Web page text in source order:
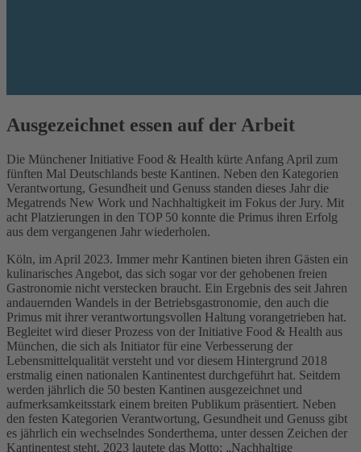
Ausgezeichnet essen auf der Arbeit
Die Münchener Initiative Food & Health kürte Anfang April zum
fünften Mal Deutschlands beste Kantinen. Neben den Kategorien
Verantwortung, Gesundheit und Genuss standen dieses Jahr die
Megatrends New Work und Nachhaltigkeit im Fokus der Jury. Mit
acht Platzierungen in den TOP 50 konnte die Primus ihren Erfolg
aus dem vergangenen Jahr wiederholen.
Köln, im April 2023. Immer mehr Kantinen bieten ihren Gästen ein
kulinarisches Angebot, das sich sogar vor der gehobenen freien
Gastronomie nicht verstecken braucht. Ein Ergebnis des seit Jahren
andauernden Wandels in der Betriebsgastronomie, den auch die
Primus mit ihrer verantwortungsvollen Haltung vorangetrieben hat.
Begleitet wird dieser Prozess von der Initiative Food & Health aus
München, die sich als Initiator für eine Verbesserung der
Lebensmittelqualität versteht und vor diesem Hintergrund 2018
erstmalig einen nationalen Kantinentest durchgeführt hat. Seitdem
werden jährlich die 50 besten Kantinen ausgezeichnet und
aufmerksamkeitsstark einem breiten Publikum präsentiert. Neben
den festen Kategorien Verantwortung, Gesundheit und Genuss gibt
es jährlich ein wechselndes Sonderthema, unter dessen Zeichen der
Kantinentest steht. 2023 lautete das Motto: „Nachhaltige